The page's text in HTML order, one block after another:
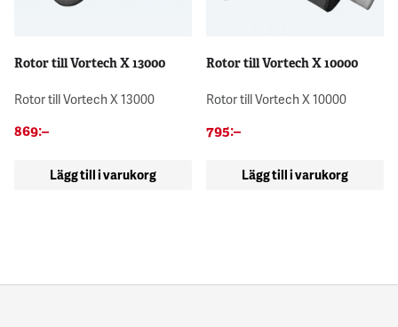
Rotor till Vortech X 13000
Rotor till Vortech X 13000
869:–
Lägg till i varukorg
Rotor till Vortech X 10000
Rotor till Vortech X 10000
795:–
Lägg till i varukorg